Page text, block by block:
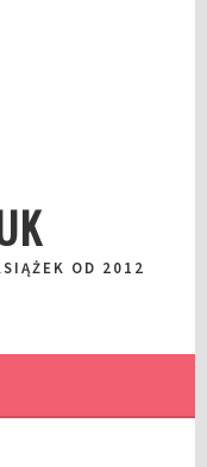
OD 2012